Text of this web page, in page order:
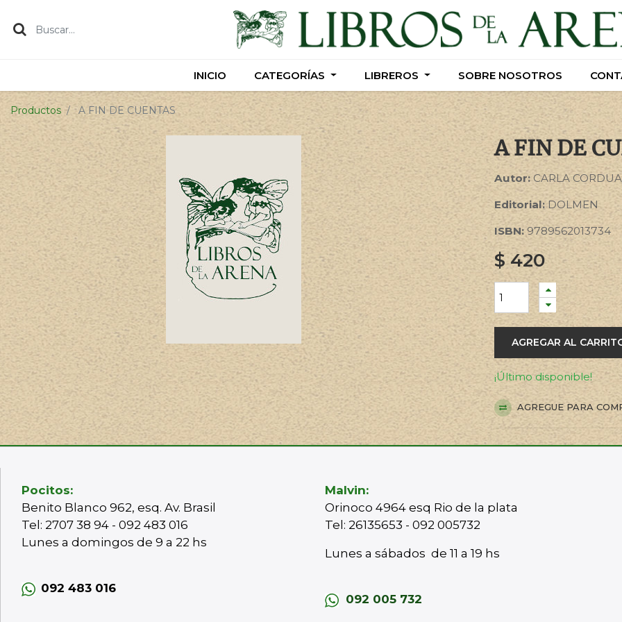
INICIO CATEGORÍAS LIBREROS SOBRE NOSOTROS
INICIO CATEGORÍAS LIBREROS SOBRE NOSOTROS
Productos A FIN DE CUENTAS
A FIN DE
Autor: CARLA
Editorial:DOLMEN
ISBN: 9789562013734
$420
AGREGAR AL
¡Último disponible!
AGREGUE PARA
Pocitos:
Benito Blanco 962, esq. Av. Brasil
Tel: 2707 38 94 - 092 483 016
Lunes a domingos de 9 a 22 hs
092 483 016
Malvin:
Orinoco 4964 esq Rio de la plata
Tel: 26135653 - 092 005732
Lunes a sábados de 11 a 19 hs
092 005 732